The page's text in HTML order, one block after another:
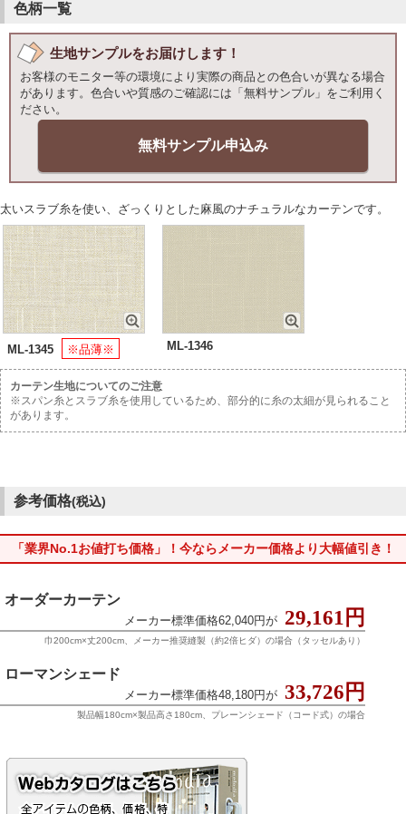
色柄一覧
生地サンプルをお届けします！
お客様のモニター等の環境により実際の商品との色合いが異なる場合
があります。色合いや質感のご確認には「無料サンプル」をご利用く
ださい。
無料サンプル申込み
太いスラブ糸を使い、ざっくりとした麻風のナチュラルなカーテンです。
ML-1345 ※品薄※ ML-1346
カーテン生地についてのご注意
※スパン糸とスラブ糸を使用しているため、部分的に糸の太細が見られること
があります。
参考価格(税込)
「業界No.1お値打ち価格」！今ならメーカー価格より大幅値引き！
オーダーカーテン
メーカー標準価格62,040円が 29,161円
巾200cm×丈200cm、メーカー推奨縫製（約2倍ヒダ）の場合（タッセルあり）
ローマンシェード
メーカー標準価格48,180円が 33,726円
製品幅180cm×製品高さ180cm、プレーンシェード（コード式）の場合